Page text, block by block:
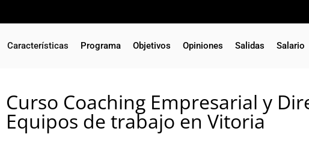
Características Programa Objetivos Opiniones Salidas Salario
Curso Coaching Empresarial y
Equipos de trabajo en Vitoria